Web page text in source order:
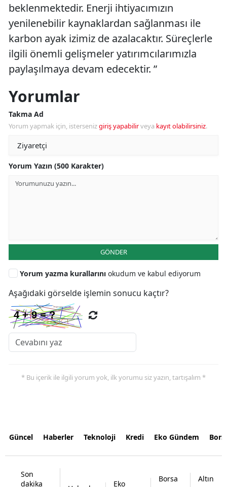
beklenmektedir. Enerji ihtiyacımızın
yenilenebilir kaynaklardan sağlanması ile
karbon ayak izimiz de azalacaktır. Süreçlerle
ilgili önemli gelişmeler yatırımcılarımızla
paylaşılmaya devam edecektir. ”
Yorumlar
Takma Ad
Yorum yapmak için, istersenizgiriş yapabilirveya kayıt olabilirsiniz.
Yorum Yazın (500 Karakter)
GÖNDER
Yorum yazma kurallarını okudum ve kabul ediyorum
Aşağıdaki görselde işlemin sonucu kaçtır?
* Bu içerik ile ilgili yorum yok, ilk yorumu siz yazın, tartışalım *
Güncel Haberler Teknoloji Kredi Eko Gündem
Son
dakika
Eko
Borsa
Altın